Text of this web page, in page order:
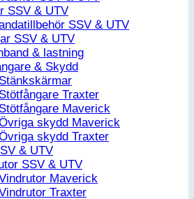
SSV & UTV
SSV & UTV
SSV & UTV
& lastning
& Skydd
Stänkskärmar
Stötfångare Traxter
Stötfångare Maverick
skydd Maverick
skydd Traxter
& UTV
SSV & UTV
Maverick
Traxter